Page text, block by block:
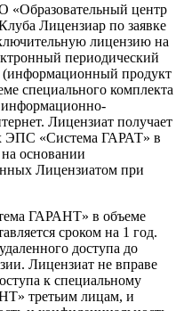
центр
Лицензиар по заявке
лицензию на
периодический
продукт
специального комплекта
информационно-
Лицензиат получает
ЭПС «Система ГАРАТ» в
основании
Лицензиатом при
ГАРАНТ» в объеме
сроком на 1 год.
доступа до
Лицензиат не вправе
к специальному
третьим лицам, и